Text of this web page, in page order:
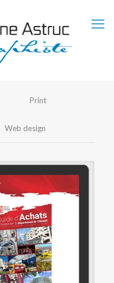
Print
Web design